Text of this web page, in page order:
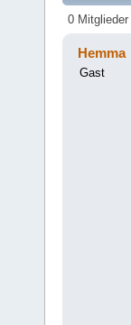
0
Hemma
Gast